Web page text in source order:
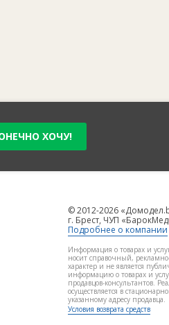
ХОЧУ!
© 2012-2026
г. Брест, ЧУП
Подробнее о компании
Информация о товарах и
носит справочный,
характер и не является
информацию о товарах и
продавцов-консультантов.
осуществляется в
указанному адресу продавца.
Условия возврата средств